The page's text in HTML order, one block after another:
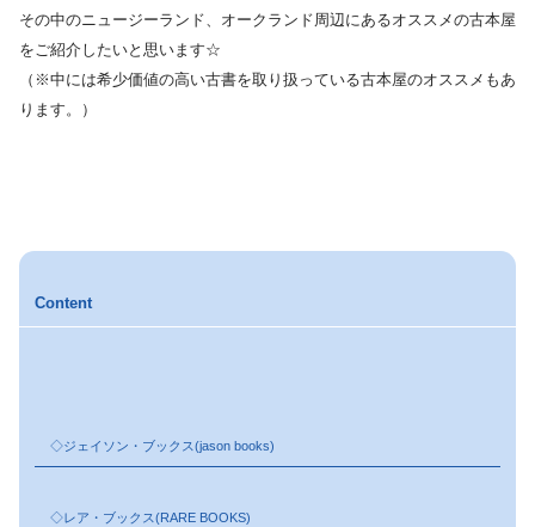
その中のニュージーランド、オークランド周辺にあるオススメの古本屋
をご紹介したいと思います☆
（※中には希少価値の高い古書を取り扱っている古本屋のオススメもあ
ります。）
Content
◇ジェイソン・ブックス(jason books)
◇レア・ブックス(RARE BOOKS)